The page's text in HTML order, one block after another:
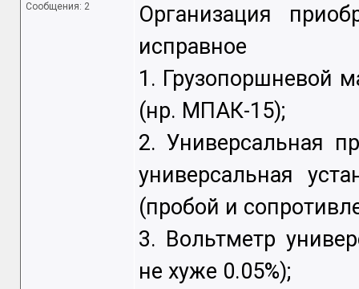
Сообщения: 2
Организация
исправное
1. Грузопоршневой
(нр. МПАК-15);
2. Универсальная
универсальная
(пробой и
3. Вольтметр
не хуже 0.05%);